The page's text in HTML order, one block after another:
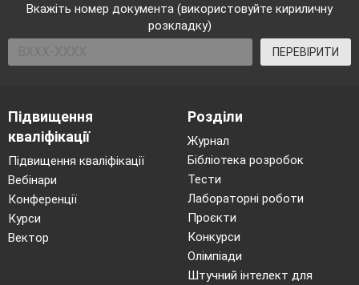
Вкажіть номер документа (використовуйте кириличну
розкладку)
ПЕРЕВІРИТИ
Підвищення
кваліфікації
Підвищення кваліфікації
Вебінари
Конференції
Курси
Вектор
Розділи
Журнал
Бібліотека розробок
Тести
Лабораторні роботи
Проєкти
Конкурси
Олімпіади
Штучний інтелект для